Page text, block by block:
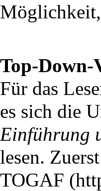
Top-Down-
Für das
es sich die
Einführung
lesen.
TOGAF